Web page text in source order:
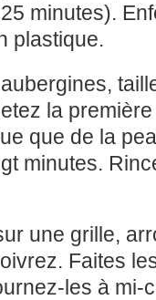
minutes).
plastique.
la
que de la
minutes.
une grille,
Faites
les à mi-